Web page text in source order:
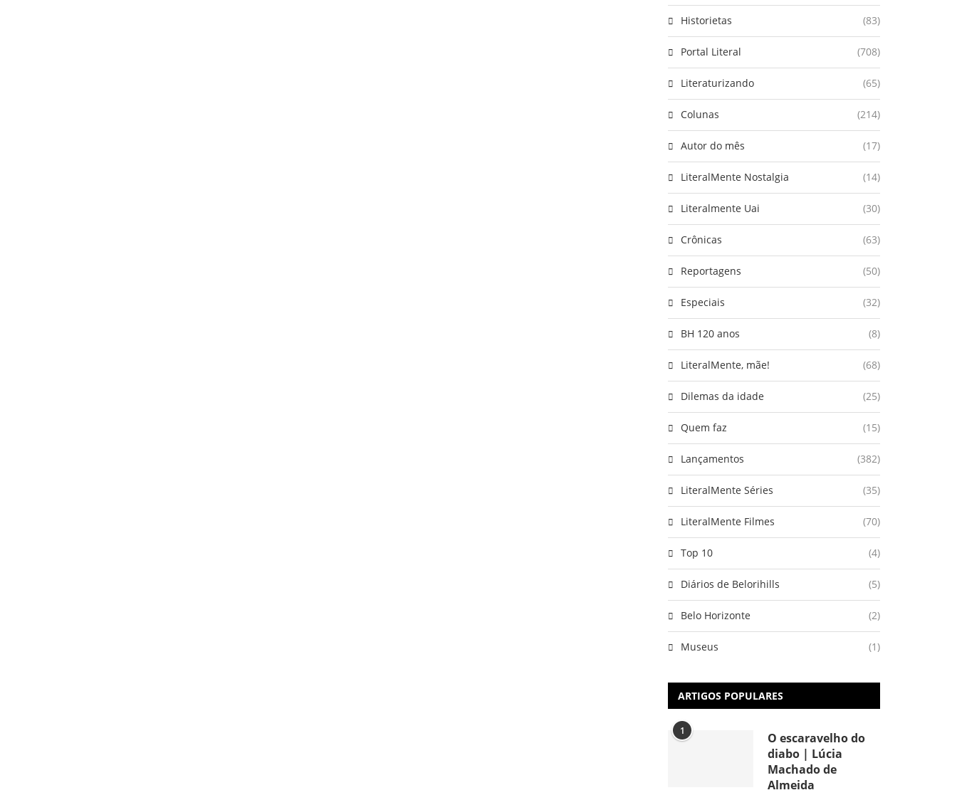
Historietas (83)
Portal Literal (708)
Literaturizando (65)
Colunas (214)
Autor do mês (17)
LiteralMente Nostalgia (14)
Literalmente Uai (30)
Crônicas (63)
Reportagens (50)
Especiais (32)
BH 120 anos (8)
LiteralMente, mãe! (68)
Dilemas da idade (25)
Quem faz (15)
Lançamentos (382)
LiteralMente Séries (35)
LiteralMente Filmes (70)
Top 10 (4)
Diários de Belorihills (5)
Belo Horizonte (2)
Museus (1)
ARTIGOS POPULARES
1
O escaravelho do
diabo | Lúcia
Machado de
Almeida